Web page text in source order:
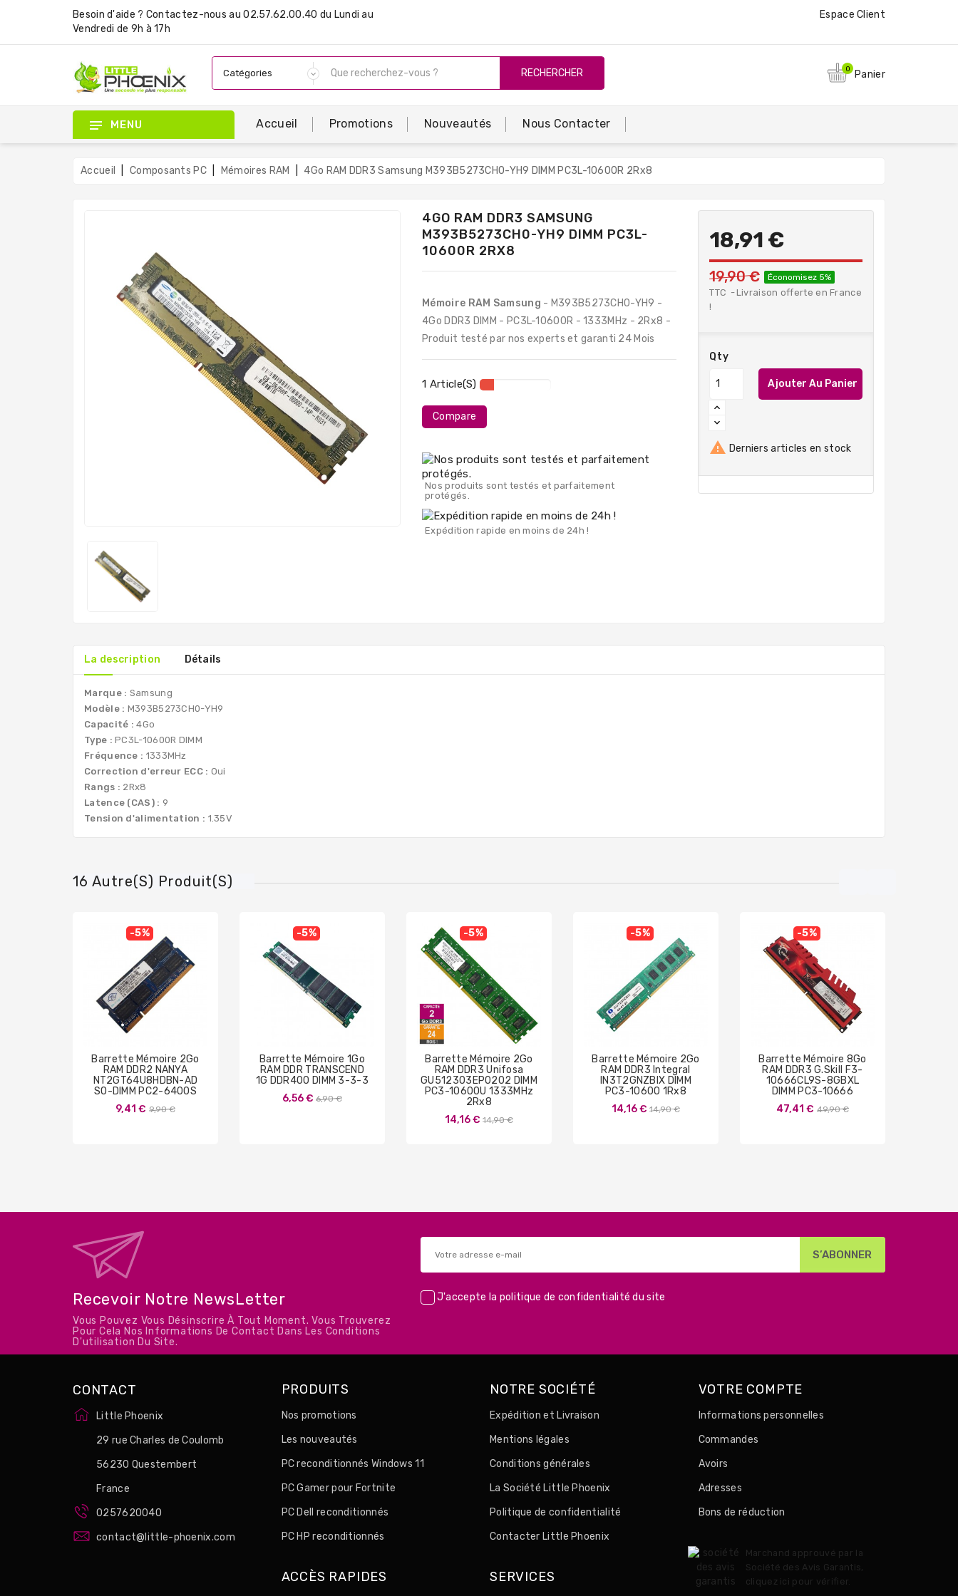
Besoin d'aide ? Contactez-nous au 02.57.62.00.40 du Lundi au
Vendredi de 9h à 17h
Espace Client
RECHERCHER 0 Panier
MENU Accueil Promotions Nouveautés Nous Contacter
Accueil Composants PC Mémoires RAM 4Go RAM DDR3 Samsung M393B5273CH0-YH9 DIMM PC3L-10600R 2Rx8
4GO RAM DDR3 SAMSUNG
M393B5273CH0-YH9 DIMM PC3L-
10600R 2RX8
Mémoire RAM Samsung - M393B5273CH0-YH9 -
4Go DDR3 DIMM - PC3L-10600R - 1333MHz - 2Rx8 -
Produit testé par nos experts et garanti 24 Mois
1 Article(s)
Compare
Nos produits sont testés et parfaitement
protégés.
Expédition rapide en moins de 24h !
18,91 €
19,90 € Économisez 5%
TTC
Livraison offerte en France
!
Qty
Ajouter Au Panier
 Derniers articles en stock
La description Détails
Marque : Samsung
Modèle : M393B5273CH0-YH9
Capacité : 4Go
Type : PC3L-10600R DIMM
Fréquence : 1333MHz
Correction d'erreur ECC : Oui
Rangs : 2Rx8
Latence (CAS) : 9
Tension d'alimentation : 1.35V
16 Autre(s) Produit(s)
-5%
Barrette Mémoire 2Go
RAM DDR2 NANYA
NT2GT64U8HDBN-AD
SO-DIMM PC2-6400S
9,41 € Prix
9,90 €
-5%
Barrette Mémoire 1Go
RAM DDR TRANSCEND
1G DDR400 DIMM 3-3-3
6,56 € Prix
6,90 €
-5%
Barrette Mémoire 2Go
RAM DDR3 Unifosa
GU512303EP0202 DIMM
PC3-10600U 1333MHz
2Rx8
14,16 € Prix
14,90 €
-5%
Barrette Mémoire 2Go
RAM DDR3 Integral
IN3T2GNZBIX DIMM
PC3-10600 1Rx8
14,16 € Prix
14,90 €
-5%
Barrette Mémoire 8Go
RAM DDR3 G.Skill F3-
10666CL9S-8GBXL
DIMM PC3-10666
47,41 € Prix
49,90 €
Recevoir Notre NewsLetter
Vous Pouvez Vous Désinscrire À Tout Moment. Vous Trouverez
Pour Cela Nos Informations De Contact Dans Les Conditions
D'utilisation Du Site.
J'accepte la politique de confidentialité du site
CONTACT
Little Phoenix
29 rue Charles de Coulomb
56230 Questembert
France
0257620040
contact@little-phoenix.com
PRODUITS
Nos promotions
Les nouveautés
PC reconditionnés Windows 11
PC Gamer pour Fortnite
PC Dell reconditionnés
PC HP reconditionnés
NOTRE SOCIÉTÉ
Expédition et Livraison
Mentions légales
Conditions générales
La Société Little Phoenix
Politique de confidentialité
Contacter Little Phoenix
ACCÈS RAPIDES SERVICES
VOTRE COMPTE
Informations personnelles
Commandes
Avoirs
Adresses
Bons de réduction
Marchand approuvé par la
Société des Avis Garantis,
cliquez ici pour vérifier.